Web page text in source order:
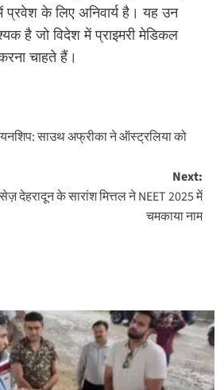
प्रवेश के लिए अनिवार्य है। यह उन
है जो विदेश में प्राइमरी मेडिकल
चाहते हैं।
साउथ अफ्रीका ने ऑस्ट्रलिया को
Next:
देहरादून के सारांश मित्तल ने NEET 2025 में
चमकाया नाम